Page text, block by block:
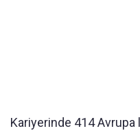
Kariyerinde 414 Avrupa